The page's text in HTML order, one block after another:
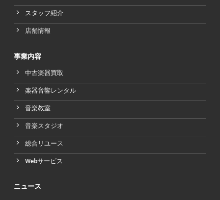
スタッフ紹介
店舗情報
事業内容
中古楽器買取
楽器音響レンタル
音楽教室
音楽スタジオ
総合リユース
Webサービス
ニュース